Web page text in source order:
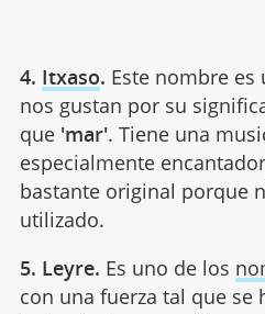
4. Itxaso. Este nombre es
nos gustan por su
que 'mar'. Tiene una
especialmente
bastante original porque
utilizado.
5. Leyre. Es uno de los
con una fuerza tal que se